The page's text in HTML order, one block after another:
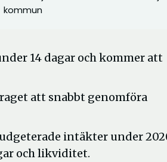
kommun
14 dagar och kommer att
att snabbt genomföra
intäkter under
och likviditet.